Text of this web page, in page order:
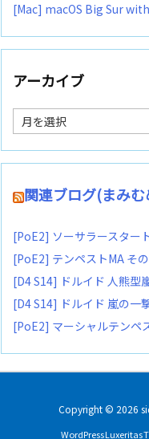
[Mac] macOS Big Sur
アーカイブ
ア
ー
カ
イ
関連ブログ(まみ
[PoE2] ソーサラースター
[PoE2] テンペストMA そ
[D4 S14] ドルイド 人熊型
[D4 S14] ドルイド 嵐の一
[PoE2] マーシャルテンペ
Copyright © 2026
WordPress Luxeritas